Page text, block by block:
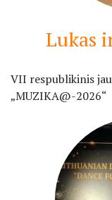
Lukas
VII respublikinis
„MUZIKA@-2026“